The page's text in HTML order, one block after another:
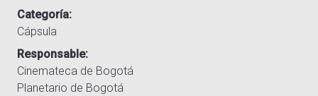
Categoría
Cápsula
Responsable
Cinemateca de Bogotá
Planetario de Bogotá